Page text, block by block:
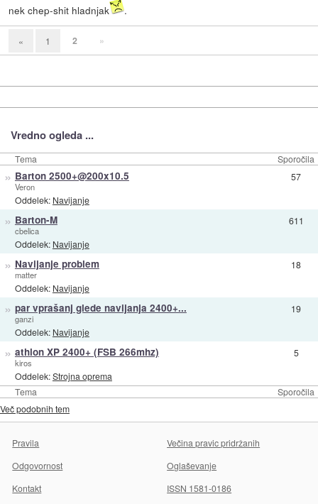
nek chep-shit hladnjak
.
« 1 2 »
Vredno ogleda ...
Tema Sporočila
Tema Sporočila
» Barton 2500+@200x10.5
Veron
Oddelek: Navijanje
57
» Barton-M
cbelica
Oddelek: Navijanje
611
» Navijanje problem
matter
Oddelek: Navijanje
18
» par vprašanj glede navijanja 2400+...
ganzi
Oddelek: Navijanje
19
» athlon XP 2400+ (FSB 266mhz)
kiros
Oddelek:Strojna oprema
5
Več podobnih tem
Pravila
Večina pravic pridržanih
Odgovornost
Oglaševanje
Kontakt
ISSN 1581-0186